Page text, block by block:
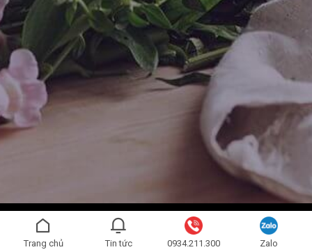
Copyright 2026 © Bình Handmade - Được phát triển bởiSAGO
Trang chủ Tin tức 0934.211.300 Zalo